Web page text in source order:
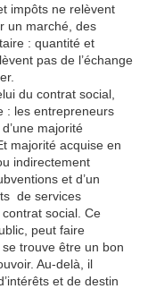
impôts ne relèvent
un marché, des
: quantité et
pas de l’échange
du contrat social,
: les entrepreneurs
majorité
majorité acquise en
indirectement
et d’un
de services
social. Ce
peut faire
trouve être un bon
Au-delà, il
et de destin